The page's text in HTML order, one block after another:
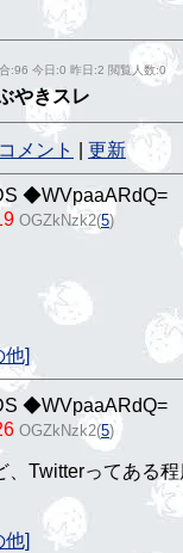
:96 今日:0 昨日:2 閲覧人数:0
やきスレ
コメント 更新
◆WVpaaARdQ=
OGZkNzk2(5)
他]
◆WVpaaARdQ=
OGZkNzk2(5)
、Twitterってある
他]